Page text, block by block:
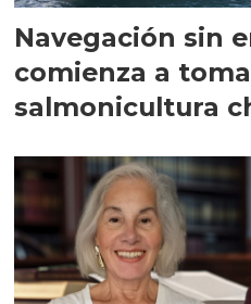
Navegación sin
comienza a
salmonicultura